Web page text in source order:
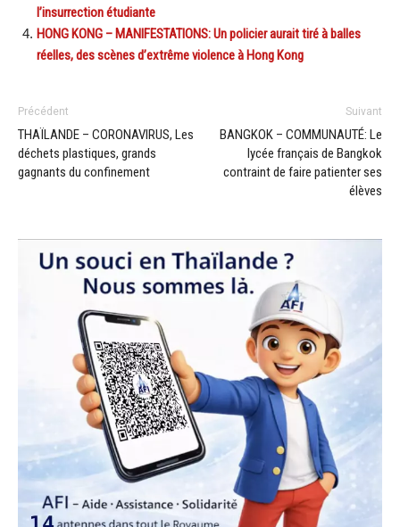
l’insurrection étudiante
HONG KONG – MANIFESTATIONS: Un policier aurait tiré à balles
réelles, des scènes d’extrême violence à Hong Kong
Précédent
THAÏLANDE – CORONAVIRUS, Les
déchets plastiques, grands
gagnants du confinement
Suivant
BANGKOK – COMMUNAUTÉ: Le
lycée français de Bangkok
contraint de faire patienter ses
élèves